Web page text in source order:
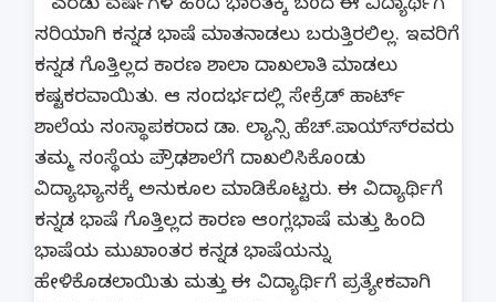
ಎರಡು ವರ್ಷಗಳ ಹಿಂದೆ ಭಾರತಕ್ಕೆ ಬಂದ ಈ ವಿದ್ಯಾರ್ಥಿಗೆ
ಸರಿಯಾಗಿ ಕನ್ನಡ ಭಾಷೆ ಮಾತನಾಡಲು ಬರುತ್ತಿರಲಿಲ್ಲ. ಇವರಿಗೆ
ಕನ್ನಡ ಗೊತ್ತಿಲ್ಲದ ಕಾರಣ ಶಾಲಾ ದಾಖಲಾತಿ ಮಾಡಲು
ಕಷ್ಟಕರವಾಯಿತು. ಆ ಸಂದರ್ಭದಲ್ಲಿ ಸೇಕ್ರೆಡ್ ಹಾರ್ಟ್
ಶಾಲೆಯ ಸಂಸ್ಥಾಪಕರಾದ ಡಾ. ಲ್ಯಾನ್ಸಿ ಹೆಚ್.ಪಾಯ್ಸ್‍ರವರು
ತಮ್ಮ ಸಂಸ್ಥೆಯ ಪ್ರೌಢಶಾಲೆಗೆ ದಾಖಲಿಸಿಕೊಂಡು
ವಿದ್ಯಾಭ್ಯಾಸಕ್ಕೆ ಅನುಕೂಲ ಮಾಡಿಕೊಟ್ಟರು. ಈ ವಿದ್ಯಾರ್ಥಿಗೆ
ಕನ್ನಡ ಭಾಷೆ ಗೊತ್ತಿಲ್ಲದ ಕಾರಣ ಆಂಗ್ಲಭಾಷೆ ಮತ್ತು ಹಿಂದಿ
ಭಾಷೆಯ ಮುಖಾಂತರ ಕನ್ನಡ ಭಾಷೆಯನ್ನು
ಹೇಳಿಕೊಡಲಾಯಿತು ಮತ್ತು ಈ ವಿದ್ಯಾರ್ಥಿಗೆ ಪ್ರತ್ಯೇಕವಾಗಿ